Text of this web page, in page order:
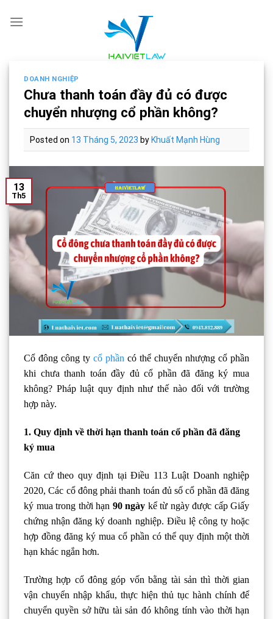
DOANH NGHIỆP
Chưa thanh toán đầy đủ có được
chuyển nhượng cổ phần không?
Posted on 13 Tháng 5, 2023 by Khuất Mạnh Hùng
13
Th5
Cổ đông công ty cổ phần có thể chuyển nhượng cổ phần
khi chưa thanh toán đầy đủ cổ phần đã đăng ký mua
không? Pháp luật quy định như thế nào đối với trường
hợp này.
1. Quy định về thời hạn thanh toán cổ phần đã đăng
ký mua
Căn cứ theo quy định tại Điều 113 Luật Doanh nghiệp
2020, Các cổ đông phải thanh toán đủ số cổ phần đã đăng
ký mua trong thời hạn 90 ngày kể từ ngày được cấp Giấy
chứng nhận đăng ký doanh nghiệp. Điều lệ công ty hoặc
hợp đồng đăng ký mua cổ phần có thể quy định một thời
hạn khác ngắn hơn.
Trường hợp cổ đông góp vốn bằng tài sản thì thời gian
vận chuyển nhập khẩu, thực hiện thủ tục hành chính để
chuyển quyền sở hữu tài sản đó không tính vào thời hạn